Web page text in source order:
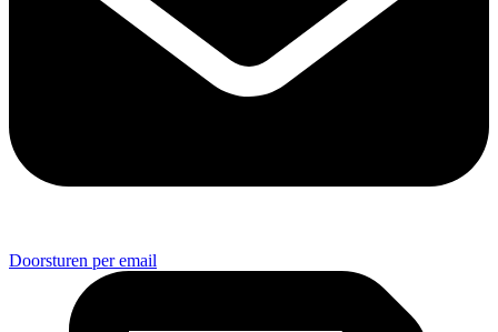
Doorsturen per email